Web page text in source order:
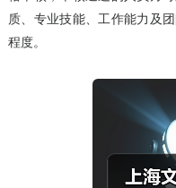
质、专业技能、工作能力及
程度。